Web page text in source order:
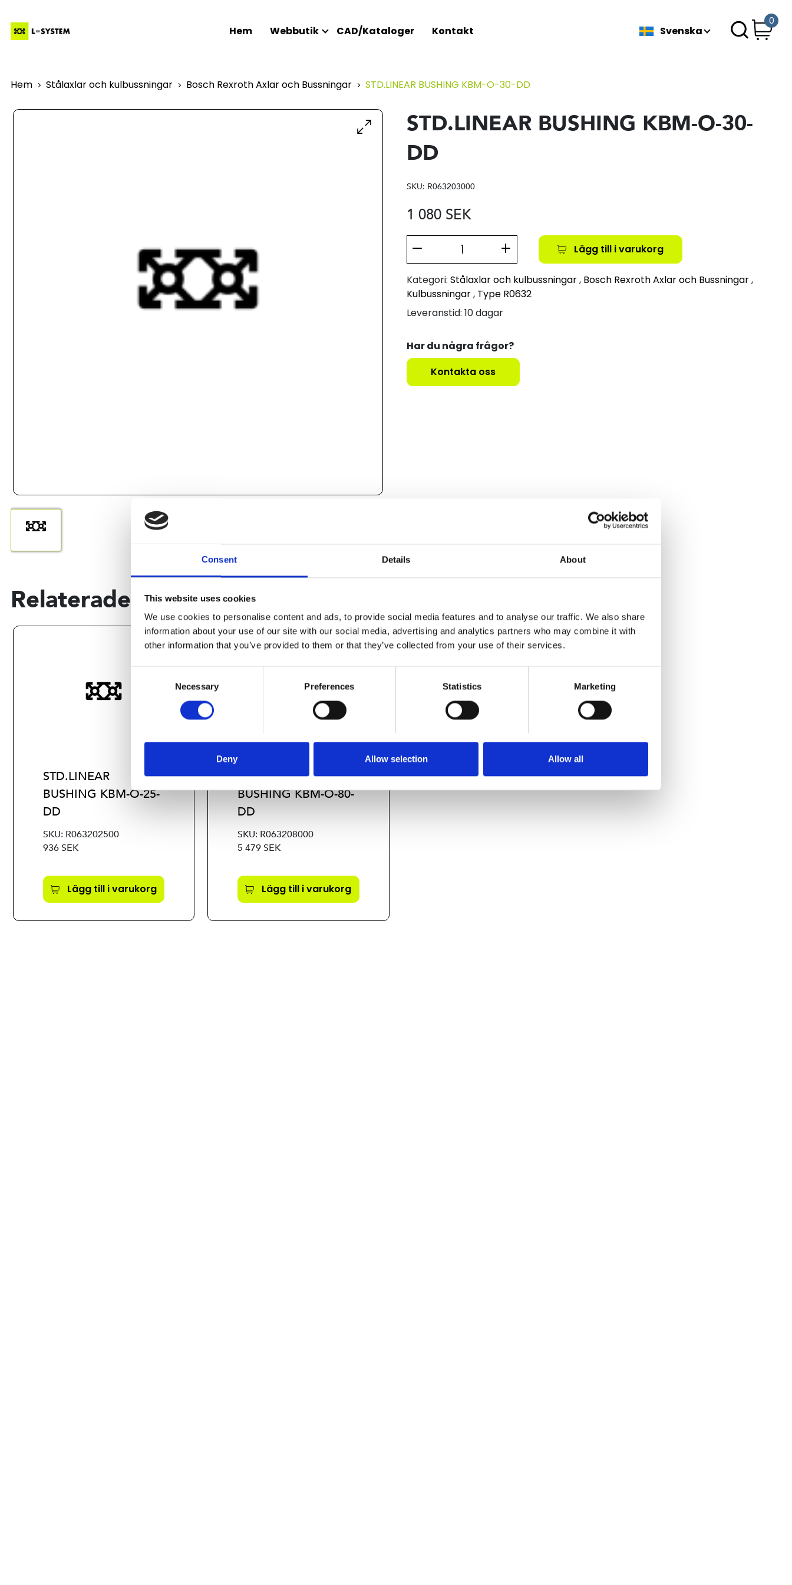
Consent Details About
This website uses cookies
We use cookies to personalise content and ads, to provide social media features and to analyse our traffic. We also share
information about your use of our site with our social media, advertising and analytics partners who may combine it with
other information that you’ve provided to them or that they’ve collected from your use of their services.
Necessary Preferences Statistics Marketing
Deny Allow selection Allow all
Hem Webbutik CAD/Kataloger Kontakt Svenska
0
Hem Stålaxlar och kulbussningar Bosch Rexroth Axlar och Bussningar STD.LINEAR BUSHING KBM-O-30-DD
STD.LINEAR BUSHING KBM-O-30-
DD
SKU: R063203000
1 080 SEK
Lägg till i varukorg
Kategori: Stålaxlar och kulbussningar, Bosch Rexroth Axlar och Bussningar,
Kulbussningar, Type R0632
Leveranstid: 10 dagar
Har du några frågor?
Kontakta oss
Relaterade produkter
STD.LINEAR
BUSHING KBM-O-25-
DD
SKU: R063202500
936 SEK
Lägg till i varukorg
STD.LINEAR
BUSHING KBM-O-80-
DD
SKU: R063208000
5 479 SEK
Lägg till i varukorg